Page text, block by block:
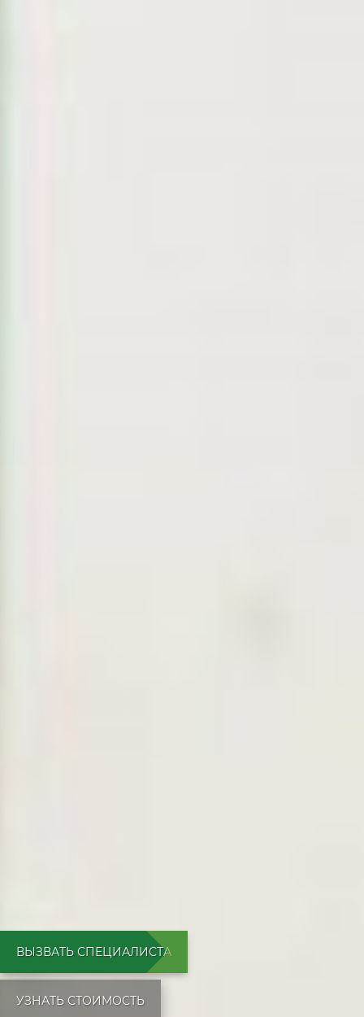
ВЫЗВАТЬ СПЕЦИАЛИСТА
УЗНАТЬ СТОИМОСТЬ